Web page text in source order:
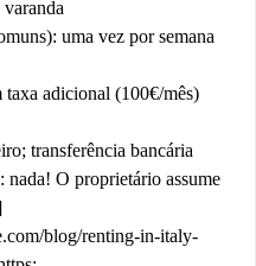
uma vez por semana
adicional (100€/mês)
transferência bancária
nada! O proprietário assume
blog/renting-in-italy-